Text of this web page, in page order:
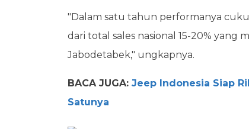
"Dalam satu tahun performanya
dari total sales nasional 15-20%
Jabodetabek," ungkapnya.
BACA JUGA: Jeep Indonesia Siap
Satunya